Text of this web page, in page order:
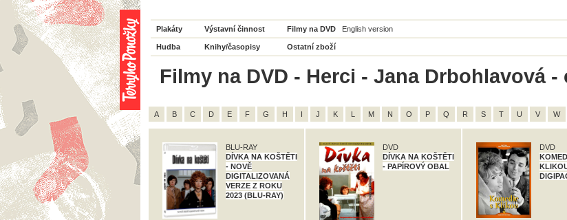
Plakáty Výstavní činnost Filmy na DVD English version
Hudba Knihy/časopisy Ostatní zboží
Filmy na DVD - Herci - Jana Drbohlavová -
A B C D E F G H I J K L M N O P Q R S T U V W
BLU-RAY
DÍVKA NA KOŠTĚTI
- NOVĚ
DIGITALIZOVANÁ
VERZE Z ROKU
2023 (BLU-RAY)
DVD
DÍVKA NA KOŠTĚTI
- PAPÍROVÝ OBAL
DVD